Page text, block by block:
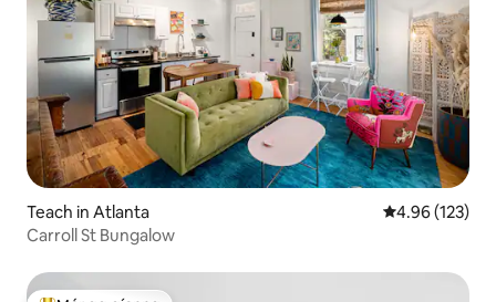
Teach in Atlanta Meánrátáil
4.96 (123)
Carroll St Bungalow